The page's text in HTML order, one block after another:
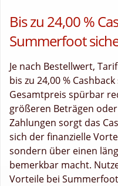
Bis zu 24,00 %
Summerfoot
Je nach Bestellwert,
bis zu 24,00 %
Gesamtpreis spürbar
größeren Beträgen
Zahlungen sorgt das
sich der finanzielle
sondern über einen
bemerkbar macht.
Vorteile bei